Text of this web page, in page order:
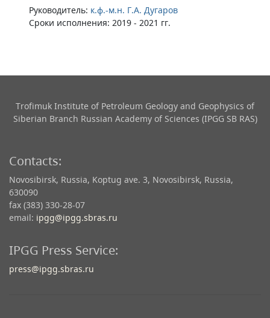
Руководитель: к.ф.-м.н. Г.А. Дугаров
Сроки исполнения: 2019 - 2021 гг.
Trofimuk Institute of Petroleum Geology and Geophysics​ of
Siberian Branch Russian Academy of Sciences (IPGG SB RAS)
Contacts:
Novosibirsk, Russia, Koptug ave. 3, Novosibirsk, Russia,
630090
fax (383) 330-28-07
email: ipgg@ipgg.sbras.ru
IPGG Press Service:
press@ipgg.sbras.ru